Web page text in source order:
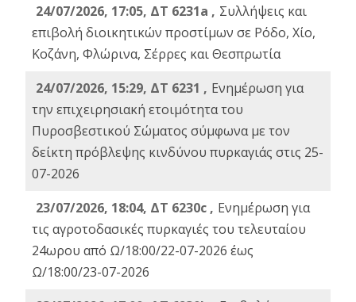
24/07/2026, 17:05, ΔΤ 6231a , Συλλήψεις και
επιβολή διοικητικών προστίμων σε Ρόδο, Χίο,
Κοζάνη, Φλώρινα, Σέρρες και Θεσπρωτία
24/07/2026, 15:29, ΔΤ 6231 , Ενημέρωση για
την επιχειρησιακή ετοιμότητα του
Πυροσβεστικού Σώματος σύμφωνα με τον
δείκτη πρόβλεψης κινδύνου πυρκαγιάς στις 25-
07-2026
23/07/2026, 18:04, ΔΤ 6230c , Ενημέρωση για
τις αγροτοδασικές πυρκαγιές του τελευταίου
24ωρου από Ω/18:00/22-07-2026 έως
Ω/18:00/23-07-2026